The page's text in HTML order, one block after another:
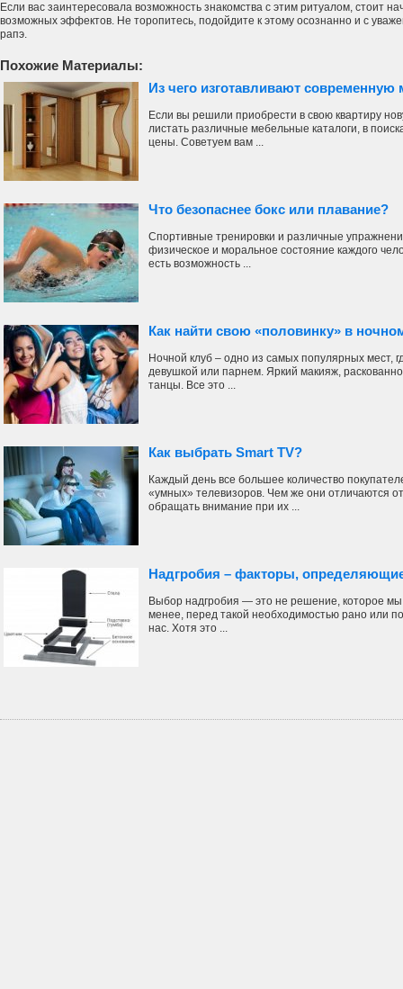
Если вас заинтересовала возможность знакомства с этим ритуалом, стоит
возможных эффектов. Не торопитесь, подойдите к этому осознанно и с
рапэ.
Похожие Материалы:
Из чего изготавливают современную
Если вы решили приобрести в свою квартиру
листать различные мебельные каталоги, в
цены. Советуем вам ...
Что безопаснее бокс или плавание?
Спортивные тренировки и различные
физическое и моральное состояние каждого
есть возможность ...
Как найти свою «половинку» в
Ночной клуб – одно из самых популярных мест,
девушкой или парнем. Яркий макияж,
танцы. Все это ...
Как выбрать Smart TV?
Каждый день все большее количество
«умных» телевизоров. Чем же они отличаются
обращать внимание при их ...
Надгробия – факторы,
Выбор надгробия — это не решение, которое
менее, перед такой необходимостью рано или
нас. Хотя это ...